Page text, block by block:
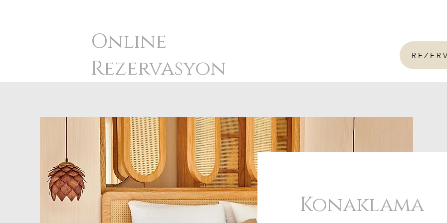
Onlıne
Rezervasyon
Konaklama